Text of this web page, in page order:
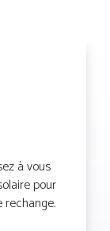
à vous
pour